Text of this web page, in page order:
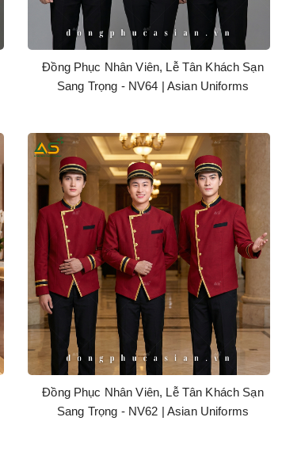
Đồng Phục Nhân Viên, Lễ Tân Khách Sạn
Sang Trọng - NV64 | Asian Uniforms
Đồng Phục Nhân Viên, Lễ Tân Khách Sạn
Sang Trọng - NV62 | Asian Uniforms